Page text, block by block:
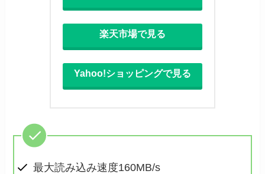
楽天市場で見る
Yahoo!ショッピングで見る
最大読み込み速度160MB/s